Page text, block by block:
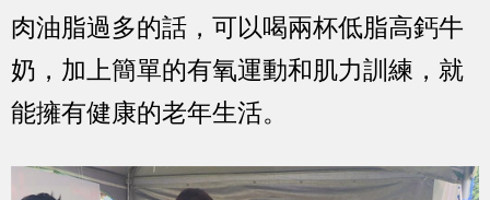
肉油脂過多的話，可以喝兩杯低脂高鈣牛
奶，加上簡單的有氧運動和肌力訓練，就
能擁有健康的老年生活。